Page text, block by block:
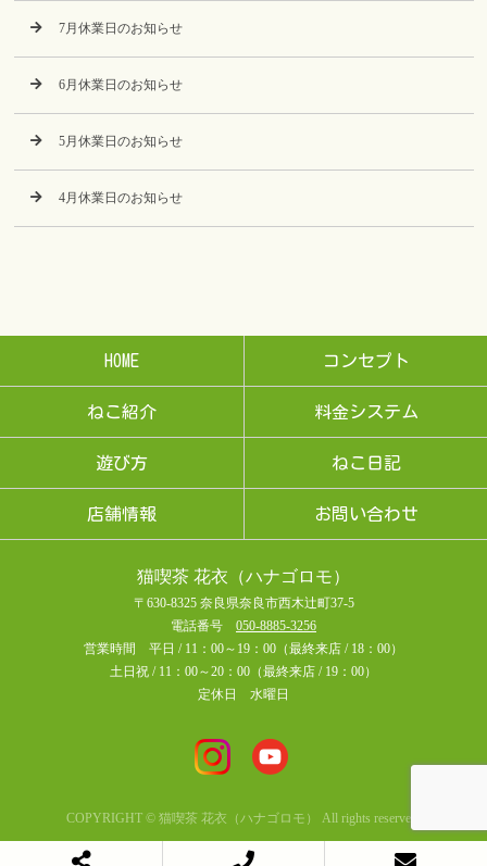
7月休業日のお知らせ
6月休業日のお知らせ
5月休業日のお知らせ
4月休業日のお知らせ
HOME コンセプト
ねこ紹介 料金システム
遊び方 ねこ日記
店舗情報 お問い合わせ
猫喫茶 花衣（ハナゴロモ）
〒630-8325 奈良県奈良市西木辻町37-5
電話番号 050-8885-3256
営業時間 平日 / 11：00～19：00（最終来店 / 18：00）
土日祝 / 11：00～20：00（最終来店 / 19：00）
定休日 水曜日
COPYRIGHT © 猫喫茶 花衣（ハナゴロモ） All rights reserved.